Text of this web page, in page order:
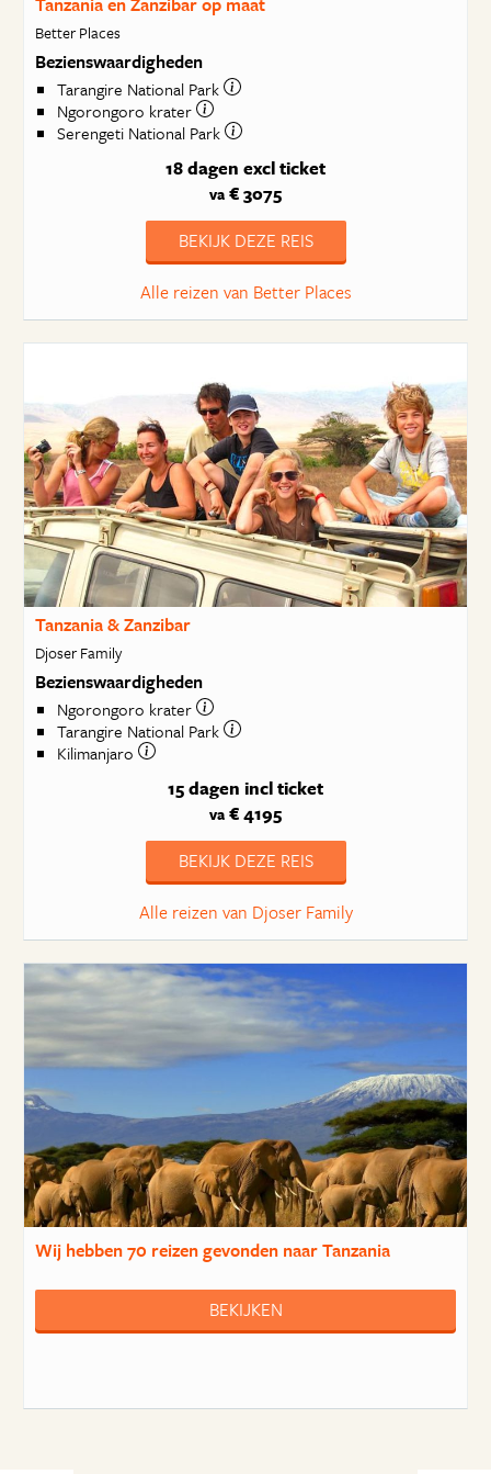
Better Places
Bezienswaardigheden
Tarangire National Park
Ngorongoro krater
Serengeti National Park
18 dagen excl ticket
va € 3075
BEKIJK DEZE REIS
Alle reizen van Better Places
Tanzania & Zanzibar
Djoser Family
Bezienswaardigheden
Ngorongoro krater
Tarangire National Park
Kilimanjaro
15 dagen incl ticket
va € 4195
BEKIJK DEZE REIS
Alle reizen van Djoser Family
Wij hebben70 reizengevonden naar Tanzania
BEKIJKEN